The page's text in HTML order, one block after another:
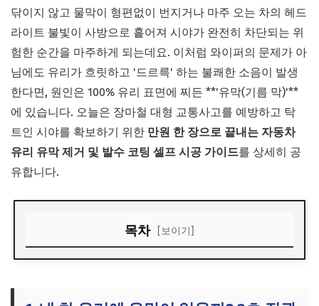
닦이지 않고 물막이 형편없이 번지거나 마주 오는 차의 헤드
라이트 불빛이 사방으로 흩어져 시야가 완전히 차단되는 위
험한 순간을 마주하게 되는데요. 이처럼 와이퍼의 문제가 아
님에도 유리가 흐릿하고 '드르륵' 하는 불쾌한 소음이 발생
한다면, 원인은 100% 유리 표면에 찌든 **'유막(기름 막)'**
에 있습니다. 오늘은 장마철 대형 교통사고를 예방하고 탁
트인 시야를 확보하기 위한 만원 한 장으로 끝내는 자동차
유리 유막 제거 및 발수 코팅 셀프 시공 가이드를 상세히 공
유합니다.
목차 [보이기]